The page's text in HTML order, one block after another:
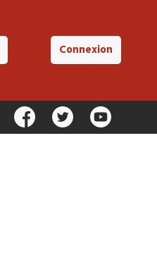
Connexion